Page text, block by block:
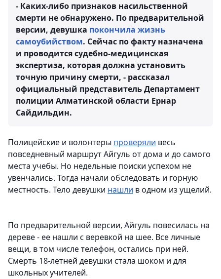
- Каких-либо признаков насильственной
смерти не обнаружено. По предварительной
версии, девушка покончила жизнь
самоубийством. Сейчас по факту назначена
и проводится судебно-медицинская
экспертиза, которая должна установить
точную причину смерти, - рассказал
официальный представитель Департамент
полиции Алматинской области Ернар
Сайдильдин.
Полицейские и волонтеры проверяли весь
повседневный маршрут Айгуль от дома и до самого
места учебы. Но недельные поиски успехом не
увенчались. Тогда начали обследовать и горную
местность. Тело девушки нашли в одном из ущелий.
По предварительной версии, Айгуль повесилась на
дереве - ее нашли с веревкой на шее. Все личные
вещи, в том числе телефон, остались при ней.
Смерть 18-летней девушки стала шоком и для
школьных учителей.